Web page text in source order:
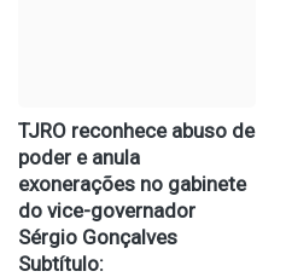
TJRO reconhece abuso de
poder e anula
exonerações no gabinete
do vice-governador
Sérgio Gonçalves
Subtítulo: